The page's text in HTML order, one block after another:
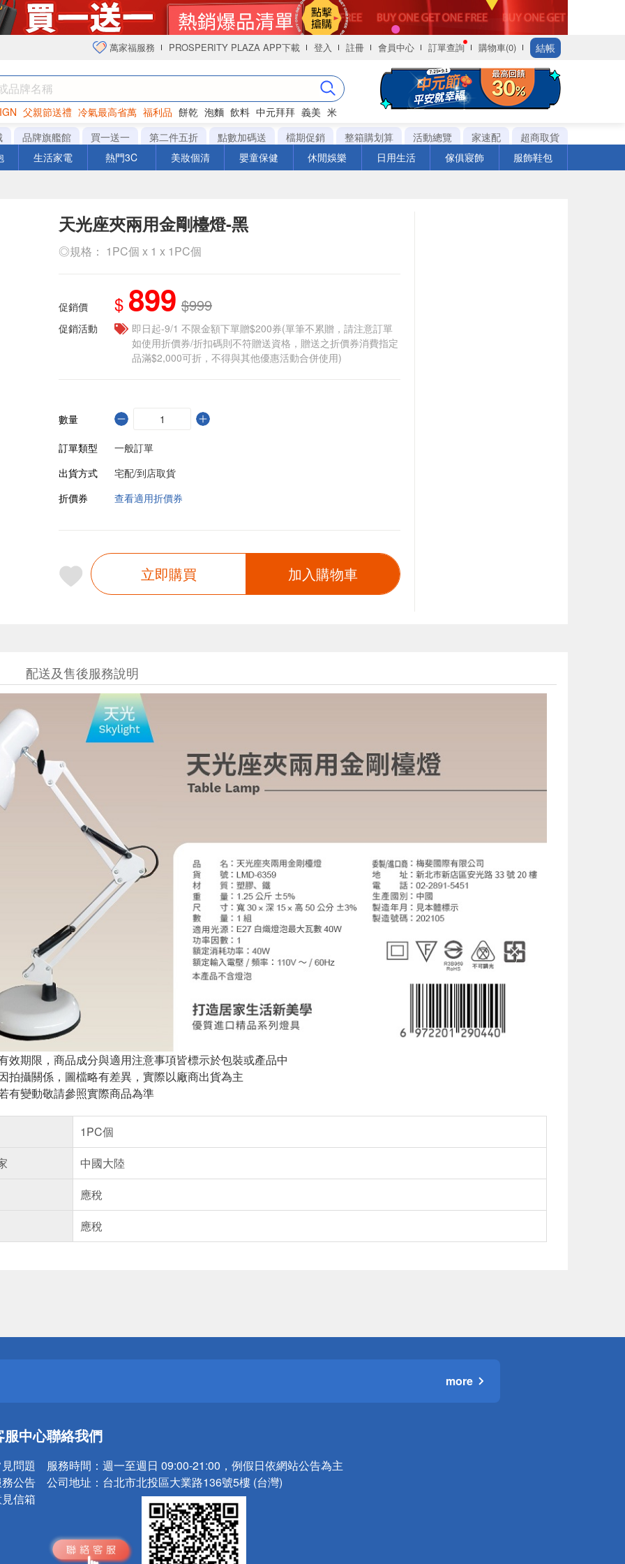
萬家福服務 PROSPERITY PLAZA APP下載 登入 註冊 會員中心 訂單查詢 購物車(0) 結帳
父親節送禮 冷氣最高省萬 福利品 餅乾 泡麵 飲料 中元拜拜 義美 米
衛生紙
品牌旗艦館 買一送一 第二件五折 點數加碼送 檔期促銷 整箱購划算 活動總覽 家速配
超商取貨
生活家電 熱門3C 美妝個清 嬰童保健 休閒娛樂 日用生活 傢俱寢飾 服飾鞋包
天光座夾兩用金剛檯燈-黑
◎規格： 1PC個 x 1 x 1PC個
促銷價 $ 899 $999
促銷活動
即日起-9/1 不限金額下單贈$200券(單筆不累贈，請注意訂單
如使用折價券/折扣碼則不符贈送資格，贈送之折價券消費指定
品滿$2,000可折，不得與其他優惠活動合併使用)
數量
訂單類型
一般訂單
出貨方式
宅配/到店取貨
折價券
查看適用折價券
立即購買 加入購物車
配送及售後服務說明
效期限，商品成分與適用注意事項皆標示於包裝或產品中
拍攝關係，圖檔略有差異，實際以廠商出貨為主
有變動敬請參照實際商品為準
1PC個
中國大陸
應稅
應稅
小心！
小心！
more
服中心
問題
公告
信箱
聯絡我們
服務時間： 週一至週日 09:00-21:00，例假日依網站公告為主
公司地址： 台北市北投區大業路136號5樓 (台灣)